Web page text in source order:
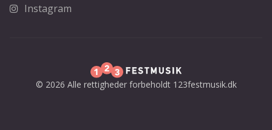
Instagram
© 2026 Alle rettigheder forbeholdt 123festmusik.dk